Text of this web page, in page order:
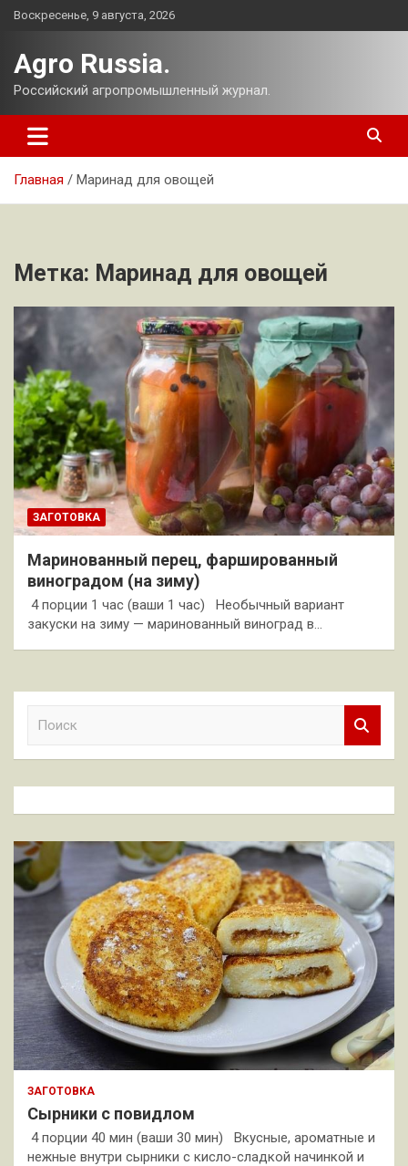
Перейти
Воскресенье, 9 августа, 2026
Agro Russia.
Российский агропромышленный журнал.
Главная Маринад для овощей
Метка: Маринад для овощей
ЗАГОТОВКА
Маринованный перец, фаршированный
виноградом (на зиму)
4 порции 1 час (ваши 1 час) Необычный вариант
закуски на зиму — маринованный виноград в…
к
ЗАГОТОВКА
Сырники с повидлом
4 порции 40 мин (ваши 30 мин) Вкусные, ароматные и
нежные внутри сырники с кисло-сладкой начинкой и